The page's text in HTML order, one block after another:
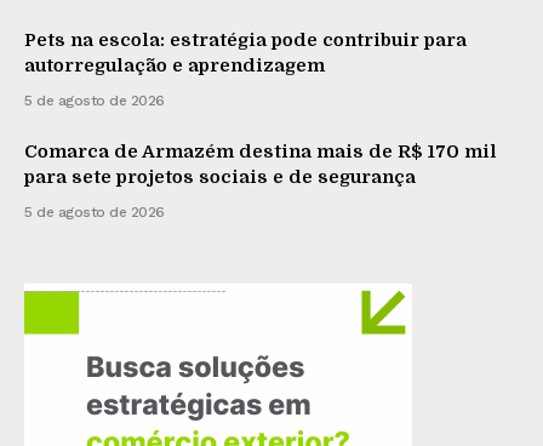
Pets na escola: estratégia pode contribuir para
autorregulação e aprendizagem
5 de agosto de 2026
Comarca de Armazém destina mais de R$ 170 mil
para sete projetos sociais e de segurança
5 de agosto de 2026